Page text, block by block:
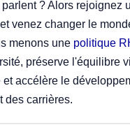
? Alors rejoignez
venez changer le
menons une politique
préserve l'équilibre
accélère le
des carrières.